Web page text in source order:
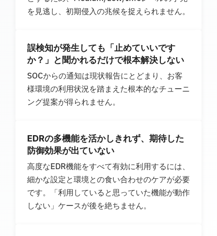
を見逃し、初期侵入の兆候を捉えられません。
誤検知が発生しても「止めていいです
か？」と聞かれるだけで根本解決しない
SOCからの通知は現状報告にとどまり、お客
様環境の利用状況を踏まえた根本的なチューニ
ング提案が得られません。
EDRの多機能を活かしきれず、期待した
防御効果が出ていない
高度なEDR機能をすべて有効に利用するには、
細かな設定と環境との食い合わせのケアが必要
です。「利用していると思っていた機能が動作
しない」ケースが後を絶ちません。